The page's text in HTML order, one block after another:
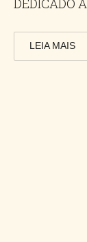
DEDICADO
LEIA MAIS